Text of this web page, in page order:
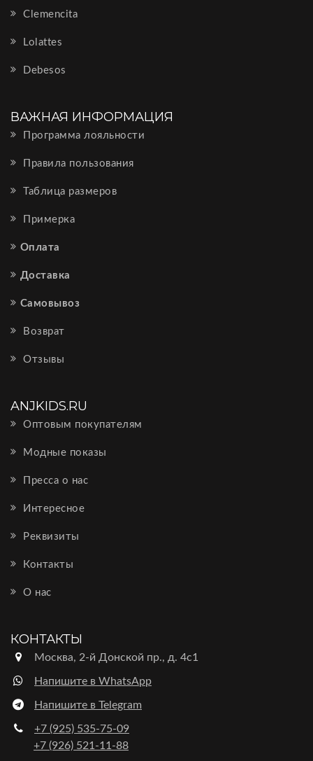
Clemencita
Lolattes
Debesos
ВАЖНАЯ ИНФОРМАЦИЯ
Программа лояльности
Правила пользования
Таблица размеров
Примерка
Оплата
Доставка
Самовывоз
Возврат
Отзывы
ANJKIDS.RU
Оптовым покупателям
Модные показы
Пресса о нас
Интересное
Реквизиты
Контакты
О нас
КОНТАКТЫ
Москва, 2-й Донской пр., д. 4с1
Напишите в WhatsApp
Напишите в Telegram
+7 (925) 535-75-09
+7 (926) 521-11-88